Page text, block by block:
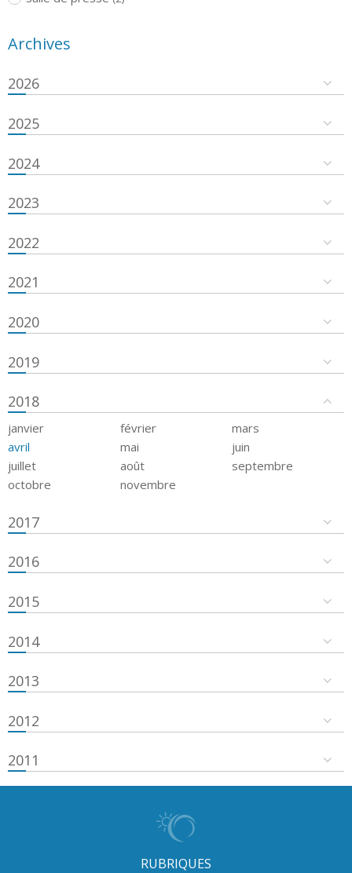
Archives
2026
2025
2024
2023
2022
2021
2020
2019
2018
janvier février
mars
avril
mai
juin
juillet
août
septembre
octobre
novembre
2017
2016
2015
2014
2013
2012
2011
RUBRIQUES